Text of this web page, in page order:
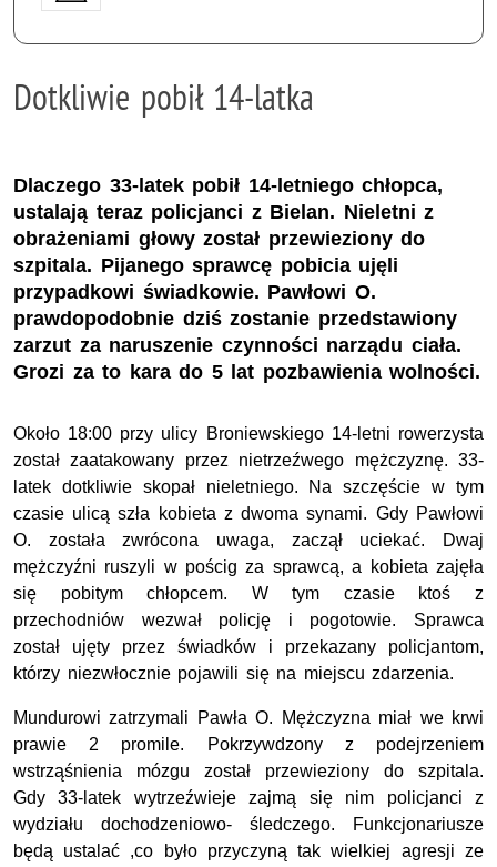
Dotkliwie pobił 14-latka
Dlaczego 33-latek pobił 14-letniego chłopca,
ustalają teraz policjanci z Bielan. Nieletni z
obrażeniami głowy został przewieziony do
szpitala. Pijanego sprawcę pobicia ujęli
przypadkowi świadkowie. Pawłowi O.
prawdopodobnie dziś zostanie przedstawiony
zarzut za naruszenie czynności narządu ciała.
Grozi za to kara do 5 lat pozbawienia wolności.
Około 18:00 przy ulicy Broniewskiego 14-letni rowerzysta
został zaatakowany przez nietrzeźwego mężczyznę. 33-
latek dotkliwie skopał nieletniego. Na szczęście w tym
czasie ulicą szła kobieta z dwoma synami. Gdy Pawłowi
O. została zwrócona uwaga, zaczął uciekać. Dwaj
mężczyźni ruszyli w pościg za sprawcą, a kobieta zajęła
się pobitym chłopcem. W tym czasie ktoś z
przechodniów wezwał policję i pogotowie. Sprawca
został ujęty przez świadków i przekazany policjantom,
którzy niezwłocznie pojawili się na miejscu zdarzenia.
Mundurowi zatrzymali Pawła O. Mężczyzna miał we krwi
prawie 2 promile. Pokrzywdzony z podejrzeniem
wstrząśnienia mózgu został przewieziony do szpitala.
Gdy 33-latek wytrzeźwieje zajmą się nim policjanci z
wydziału dochodzeniowo- śledczego. Funkcjonariusze
będą ustalać ,co było przyczyną tak wielkiej agresji ze